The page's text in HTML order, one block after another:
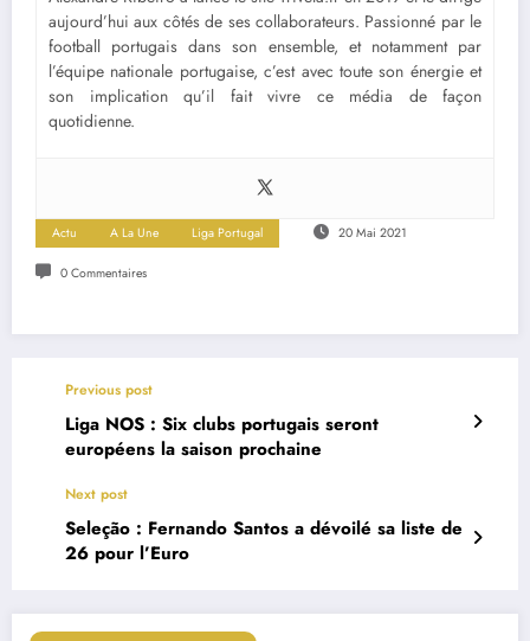
aujourd’hui aux côtés de ses collaborateurs. Passionné par le
football portugais dans son ensemble, et notamment par
l’équipe nationale portugaise, c’est avec toute son énergie et
son implication qu’il fait vivre ce média de façon
quotidienne.
Actu A La Une Liga Portugal 20 Mai 2021
0 Commentaires
Previous post
Liga NOS : Six clubs portugais seront
européens la saison prochaine
Next post
Seleção : Fernando Santos a dévoilé sa liste de
26 pour l’Euro